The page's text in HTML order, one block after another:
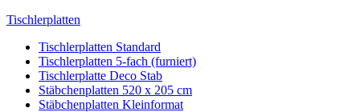
Tischlerplatten
Tischlerplatten Standard
Tischlerplatten 5-fach (furniert)
Tischlerplatte Deco Stab
Stäbchenplatten 520 x 205 cm
Stäbchenplatten Kleinformat